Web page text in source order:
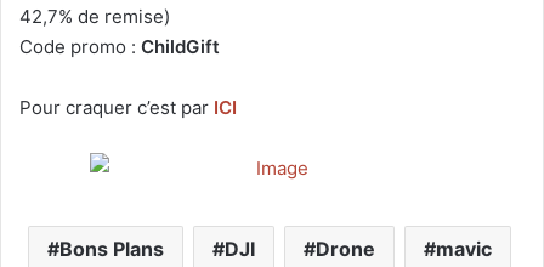
42,7% de remise)
Code promo : ChildGift
Pour craquer c’est par ICI
Bons Plans DJI Drone mavic